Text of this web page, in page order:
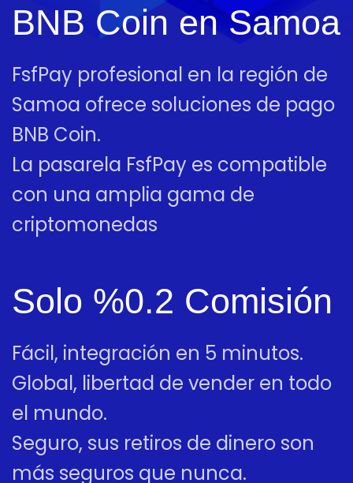
BNB Coin en Samoa
FsfPay profesional en la región de
Samoa ofrece soluciones de pago
BNB Coin.
La pasarela FsfPay es compatible
con una amplia gama de
criptomonedas
Solo %0.2 Comisión
Fácil, integración en 5 minutos.
Global, libertad de vender en todo
el mundo.
Seguro, sus retiros de dinero son
más seguros que nunca.